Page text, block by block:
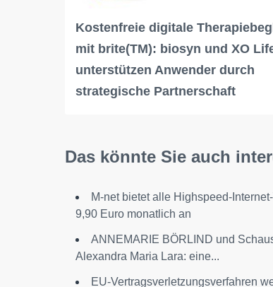
Kostenfreie digitale
mit brite(TM): biosyn und XO
unterstützen Anwender durch
strategische Partnerschaft
Das könnte Sie auch
M-net bietet alle Highspeed-
9,90 Euro monatlich an
ANNEMARIE BÖRLIND und
Alexandra Maria Lara: eine...
EU-Vertragsverletzungsverfahren